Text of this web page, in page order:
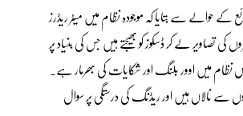
کے حوالے سے بتایا کہ موجودہ نظام میں میٹر ریڈرز
تصاویر لے کر ڈسکوز کو بھیجتے ہیں جس کی بنیاد پر
نظام میں اوور بلنگ اور شکایات کی بھرمار ہے۔
سے نالاں ہیں اور ریڈنگ کی درستگی پر سوال